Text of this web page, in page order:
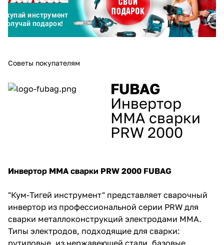
Советы покупателям
FUBAG
Инвертор
ММА сварки
PRW 2000
Инвертор ММА сварки PRW 2000 FUBAG
"Кум-Тигей инструмент" представляет сварочный
инвертор из профессиональной серии PRW для
сварки металлоконструкций электродами ММА.
Типы электродов, подходящие для сварки:
рутиловые, из нержавеющей стали, базовые.
График платежей
25%
Добавляйте товары
25% картой любого банка
Получайте товар
выбранный способом